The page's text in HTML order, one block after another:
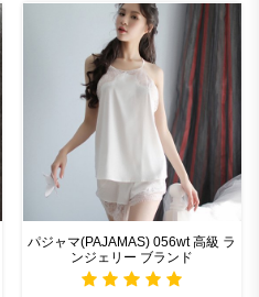
パジャマ(PAJAMAS) 056wt 高級 ラ
ンジェリー ブランド